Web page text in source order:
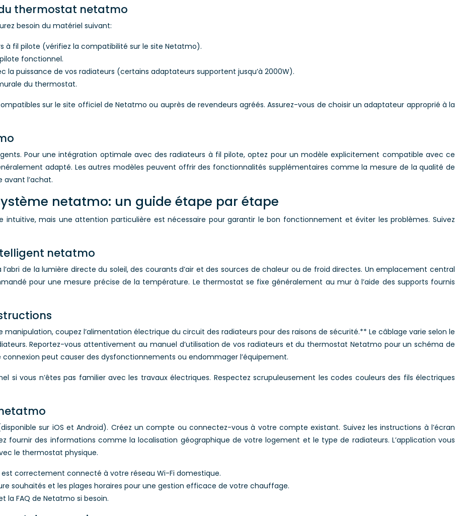
thermostat netatmo
besoin du matériel suivant:
fil pilote (vérifiez la compatibilité sur le site Netatmo).
fonctionnel.
puissance de vos radiateurs (certains adaptateurs supportent jusqu’à 2000W).
du thermostat.
sur le site officiel de Netatmo ou auprès de revendeurs agréés. Assurez-vous de choisir un adaptateur approprié à la
Pour une intégration optimale avec des radiateurs à fil pilote, optez pour un modèle explicitement compatible avec ce
adapté. Les autres modèles peuvent offrir des fonctionnalités supplémentaires comme la mesure de la qualité de
avant l’achat.
netatmo: un guide étape par étape
mais une attention particulière est nécessaire pour garantir le bon fonctionnement et éviter les problèmes. Suivez
netatmo
de la lumière directe du soleil, des courants d’air et des sources de chaleur ou de froid directes. Un emplacement central
pour une mesure précise de la température. Le thermostat se fixe généralement au mur à l’aide des supports fournis
coupez l’alimentation électrique du circuit des radiateurs pour des raisons de sécurité.** Le câblage varie selon le
Reportez-vous attentivement au manuel d’utilisation de vos radiateurs et du thermostat Netatmo pour un schéma de
peut causer des dysfonctionnements ou endommager l’équipement.
vous n’êtes pas familier avec les travaux électriques. Respectez scrupuleusement les codes couleurs des fils électriques
sur iOS et Android). Créez un compte ou connectez-vous à votre compte existant. Suivez les instructions à l’écran
des informations comme la localisation géographique de votre logement et le type de radiateurs. L’application vous
le thermostat physique.
correctement connecté à votre réseau Wi-Fi domestique.
souhaités et les plages horaires pour une gestion efficace de votre chauffage.
la FAQ de Netatmo si besoin.